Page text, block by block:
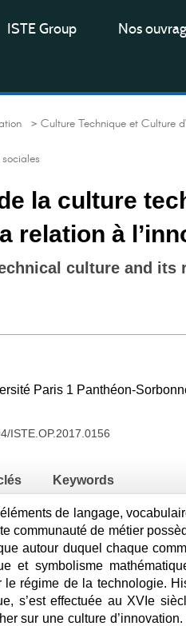
ISTE Group Nos
> Culture Technique et Culture
la culture
relation à
culture and its
Paris 1 Panthéon-
ISTE.OP.2017.0156
Keywords
de langage,
communauté de métier
autour duquel chaque
et symbolisme
régime de la technologie.
s’est effectuée au XVIe
sur une culture